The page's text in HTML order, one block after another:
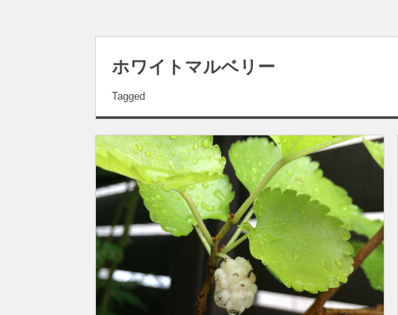
ホワイトマルベリー
Tagged